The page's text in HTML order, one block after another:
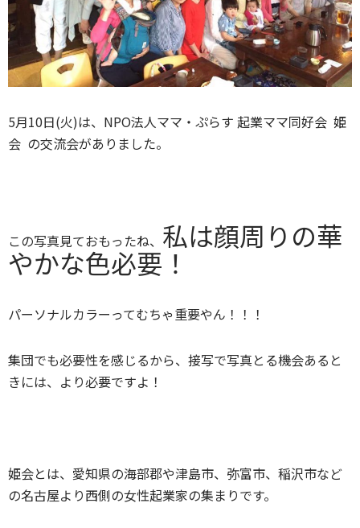
5月10日(火)は、NPO法人ママ・ぷらす 起業ママ同好会 姫
会 の交流会がありました。
この写真見ておもったね、 私は顔周りの華
やかな色必要！
パーソナルカラーってむちゃ重要やん！！！
集団でも必要性を感じるから、接写で写真とる機会あると
きには、より必要ですよ！
姫会とは、愛知県の海部郡や津島市、弥富市、稲沢市など
の名古屋より西側の女性起業家の集まりです。